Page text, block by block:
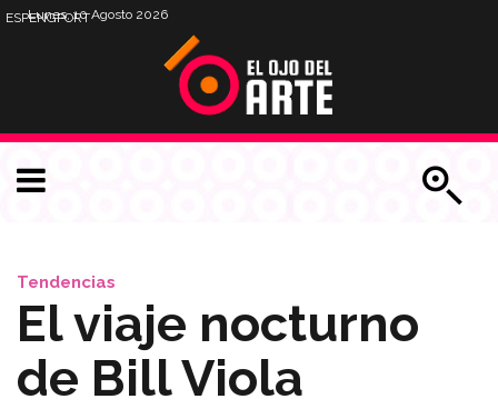
Lunes, 10 Agosto 2026
ESPENGPORT
Tendencias
El viaje nocturno
de Bill Viola